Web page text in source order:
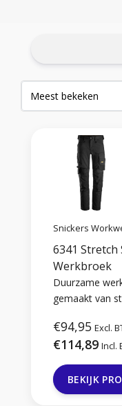
Snickers
6341 Stretch
Werkbroek
Duurzame
gemaakt van
Cordura. Met
slim fit
€94,95 Excl.
€114,89 Incl.
BEKIJK